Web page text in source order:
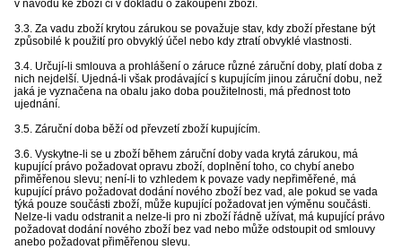
v návodu ke zboží či v dokladu o zakoupení zboží.
3.3. Za vadu zboží krytou zárukou se považuje stav, kdy zboží přestane být
způsobilé k použití pro obvyklý účel nebo kdy ztratí obvyklé vlastnosti.
3.4. Určují-li smlouva a prohlášení o záruce různé záruční doby, platí doba z
nich nejdelší. Ujedná-li však prodávající s kupujícím jinou záruční dobu, než
jaká je vyznačena na obalu jako doba použitelnosti, má přednost toto
ujednání.
3.5. Záruční doba běží od převzetí zboží kupujícím.
3.6. Vyskytne-li se u zboží během záruční doby vada krytá zárukou, má
kupující právo požadovat opravu zboží, doplnění toho, co chybí anebo
přiměřenou slevu; není-li to vzhledem k povaze vady nepřiměřené, má
kupující právo požadovat dodání nového zboží bez vad, ale pokud se vada
týká pouze součásti zboží, může kupující požadovat jen výměnu součásti.
Nelze-li vadu odstranit a nelze-li pro ni zboží řádně užívat, má kupující právo
požadovat dodání nového zboží bez vad nebo může odstoupit od smlouvy
anebo požadovat přiměřenou slevu.